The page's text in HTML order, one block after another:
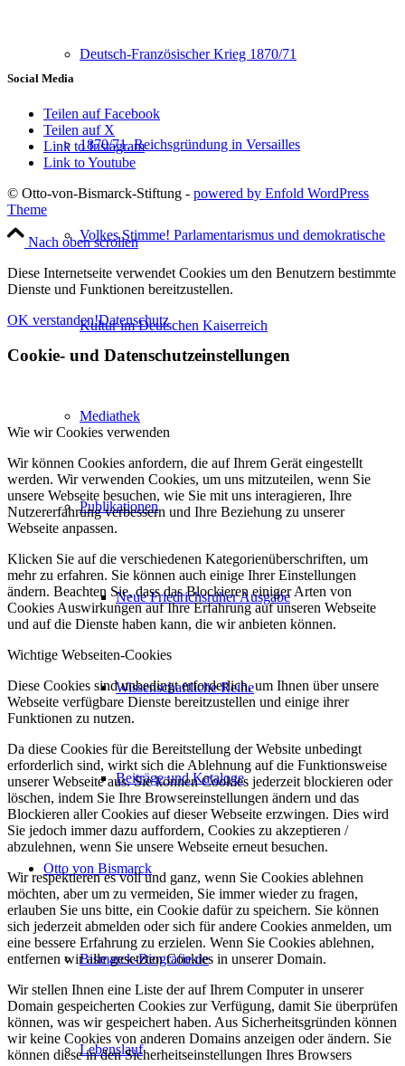
Deutsch-Französischer Krieg 1870/71
1870/71. Reichsgründung in Versailles
Volkes Stimme! Parlamentarismus und demokratische
Kultur im Deutschen Kaiserreich
Mediathek
Publikationen
Neue Friedrichsruher Ausgabe
Wissenschaftliche Reihe
Beiträge und Kataloge
Otto von Bismarck
Bismarck-Biografie.de
Lebenslauf
Social Media
Teilen auf Facebook
Teilen auf X
Link to Instagram
Link to Youtube
© Otto-von-Bismarck-Stiftung - powered by Enfold WordPress
Theme
Nach oben scrollen
Diese Internetseite verwendet Cookies um den Benutzern bestimmte
Dienste und Funktionen bereitzustellen.
OK verstanden!Datenschutz
Cookie- und Datenschutzeinstellungen
Wie wir Cookies verwenden
Wir können Cookies anfordern, die auf Ihrem Gerät eingestellt
werden. Wir verwenden Cookies, um uns mitzuteilen, wenn Sie
unsere Webseite besuchen, wie Sie mit uns interagieren, Ihre
Nutzererfahrung verbessern und Ihre Beziehung zu unserer
Webseite anpassen.
Klicken Sie auf die verschiedenen Kategorienüberschriften, um
mehr zu erfahren. Sie können auch einige Ihrer Einstellungen
ändern. Beachten Sie, dass das Blockieren einiger Arten von
Cookies Auswirkungen auf Ihre Erfahrung auf unseren Webseite
und auf die Dienste haben kann, die wir anbieten können.
Wichtige Webseiten-Cookies
Diese Cookies sind unbedingt erforderlich, um Ihnen über unsere
Webseite verfügbare Dienste bereitzustellen und einige ihrer
Funktionen zu nutzen.
Da diese Cookies für die Bereitstellung der Website unbedingt
erforderlich sind, wirkt sich die Ablehnung auf die Funktionsweise
unserer Webseite aus. Sie können Cookies jederzeit blockieren oder
löschen, indem Sie Ihre Browsereinstellungen ändern und das
Blockieren aller Cookies auf dieser Webseite erzwingen. Dies wird
Sie jedoch immer dazu auffordern, Cookies zu akzeptieren /
abzulehnen, wenn Sie unsere Webseite erneut besuchen.
Wir respektieren es voll und ganz, wenn Sie Cookies ablehnen
möchten, aber um zu vermeiden, Sie immer wieder zu fragen,
erlauben Sie uns bitte, ein Cookie dafür zu speichern. Sie können
sich jederzeit abmelden oder sich für andere Cookies anmelden, um
eine bessere Erfahrung zu erzielen. Wenn Sie Cookies ablehnen,
entfernen wir alle gesetzten Cookies in unserer Domain.
Wir stellen Ihnen eine Liste der auf Ihrem Computer in unserer
Domain gespeicherten Cookies zur Verfügung, damit Sie überprüfen
können, was wir gespeichert haben. Aus Sicherheitsgründen können
wir keine Cookies von anderen Domains anzeigen oder ändern. Sie
können diese in den Sicherheitseinstellungen Ihres Browsers